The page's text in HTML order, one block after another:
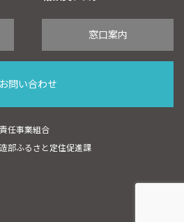
窓口案内
お問い合わせ
任事業組合
部ふるさと定住促進課